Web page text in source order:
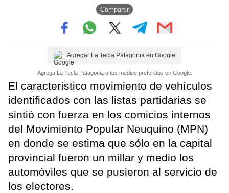
Compartir
Agregar La Tecla Patagonia en Google
Agrega La Tecla Patagonia a tus medios preferidos en Google.
El característico movimiento de vehículos
identificados con las listas partidarias se
sintió con fuerza en los comicios internos
del Movimiento Popular Neuquino (MPN)
en donde se estima que sólo en la capital
provincial fueron un millar y medio los
automóviles que se pusieron al servicio de
los electores.